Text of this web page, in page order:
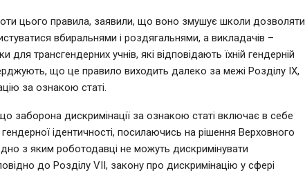
цього правила, заявили, що воно змушує школи дозволяти
вбиральнями і роздягальнями, а викладачів –
для трансгендерних учнів, які відповідають їхній гендерній
що це правило виходить далеко за межі Розділу IX,
за ознакою статі.
заборона дискримінації за ознакою статі включає в себе
ідентичності, посилаючись на рішення Верховного
з яким роботодавці не можуть дискримінувати
до Розділу VII, закону про дискримінацію у сфері